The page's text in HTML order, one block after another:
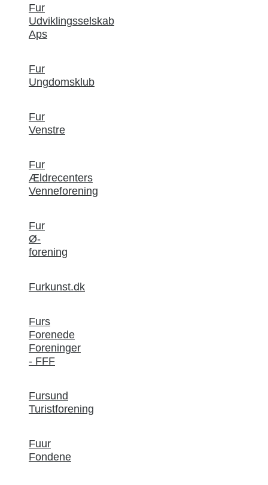
Fur
Udviklingsselskab
Aps
Fur
Ungdomsklub
Fur
Venstre
Fur
Ældrecenters
Venneforening
Fur
Ø-
forening
Furkunst.dk
Furs
Forenede
Foreninger
- FFF
Fursund
Turistforening
Fuur
Fondene